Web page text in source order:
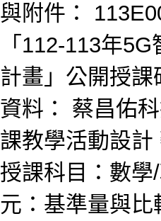
與附件：
「112-113年
計畫」公開授
資料： 蔡昌佑
課教學活動設
授課科目：數
元：基準量與